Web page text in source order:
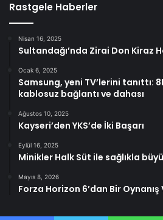
Rastgele Haberler
Nisan 16, 2025
Sultandağı’nda Zirai Don Kiraz
Ocak 6, 2025
Samsung, yeni TV’lerini tanıttı:
kablosuz bağlantı ve dahası
Ağustos 10, 2025
Kayseri’den YKS’de İki Başarı
Eylül 16, 2025
Minikler Halk Süt ile sağlıkla
Mayıs 8, 2026
Forza Horizon 6’dan Bir